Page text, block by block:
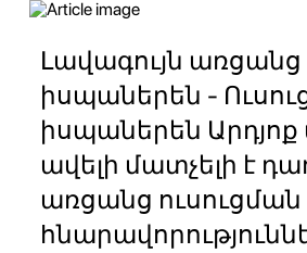
Լավագույն
իսպաներեն -
իսպաներեն Արդյոք
ավելի մատչելի է
առցանց ուսուցման